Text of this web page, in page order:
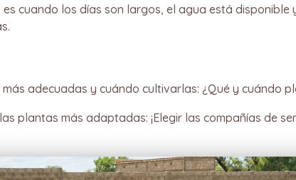
cuando los días son largos, el agua está disponible
adecuadas y cuándo cultivarlas: ¿Qué y cuándo
plantas más adaptadas: ¡Elegir las compañías de